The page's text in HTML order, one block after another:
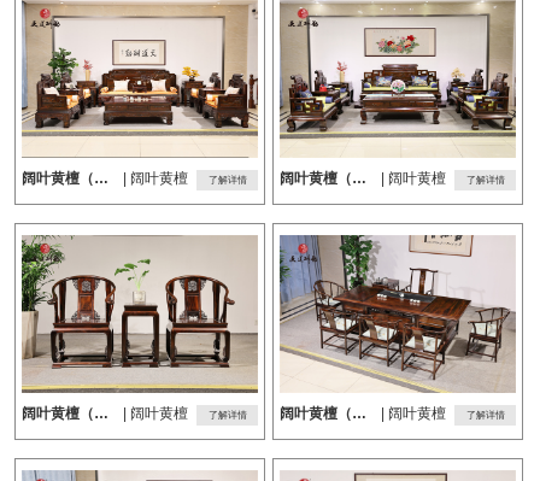
阔叶黄檀（黑酸枝）沙发 | 阔叶黄檀 了解详情 阔叶黄檀（黑酸枝）沙发 | 阔叶黄檀 了解详情
阔叶黄檀（黑酸枝）皇宫椅 | 阔叶黄檀 了解详情 阔叶黄檀（黑酸枝）茶台 | 阔叶黄檀 了解详情